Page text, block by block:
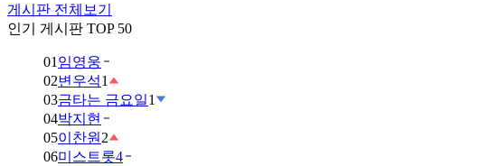
게시판 전체보기
인기 게시판 TOP 50
01 임영웅
02변우석1
03금타는 금요일1
04박지현
05이찬원 2
06미스트롯4